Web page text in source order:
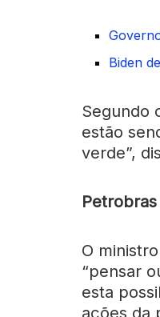
Biden
Segundo
estão
verde”,
Petrobras
O
“pensar
esta
ações da